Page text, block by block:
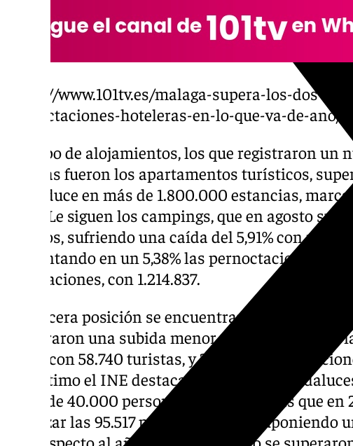
https://www.101tv.es/malaga-supera-los-dos-
pernoctaciones-hoteleras-en-lo-que-va-de-ano/
Por tipo de alojamientos, los que registraron un
turistas fueron los apartamentos turísticos,
se traduce en más de 1.800.000 estancias,
13,1%. Le siguen los campings, que en agosto
viajeros, sufriendo una caída del 5,91% con
aumentando en un 5,38% las pernoctaciones en
instalaciones, con 1.214.837.
En tercera posición se encuentran los
registraron una subida menor en el número de
0,54% con 58.740 turistas, y 268.909
Por último el INE destaca los albergues
cerca de 40.000 personas —un 0,5% más que
alcanzar las 95.517 pernoctaciones, suponiendo
con respecto al año anterior, cuando se